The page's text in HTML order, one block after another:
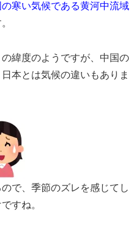
寒い気候である黄河中流域
緯度のようですが、中国の
本とは気候の違いもありま
で、季節のズレを感じてし
すね。